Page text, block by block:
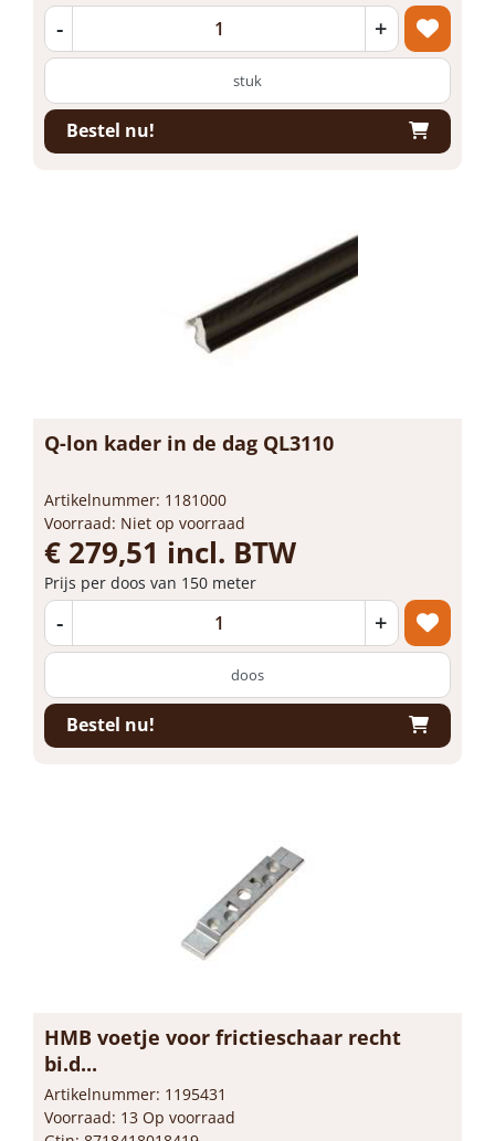
- +
stuk
Bestel nu!
Q-lon kader in de dag QL3110
Artikelnummer: 1181000
Voorraad: Niet op voorraad
€ 279,51 incl. BTW
Prijs per doos van 150 meter
- +
doos
Bestel nu!
HMB voetje voor frictieschaar recht
bi.d...
Artikelnummer: 1195431
Voorraad: 13 Op voorraad